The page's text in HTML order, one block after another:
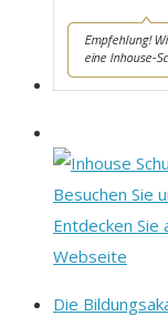
Besuchen Sie
Entdecken Sie
Webseite
Die